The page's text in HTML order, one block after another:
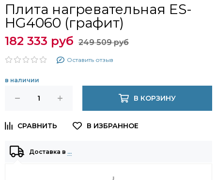
Плита нагревательная ES-
HG4060 (графит)
182 333 руб 249 509 руб
Оставить отзыв
в наличии
В КОРЗИНУ
Доставка в …